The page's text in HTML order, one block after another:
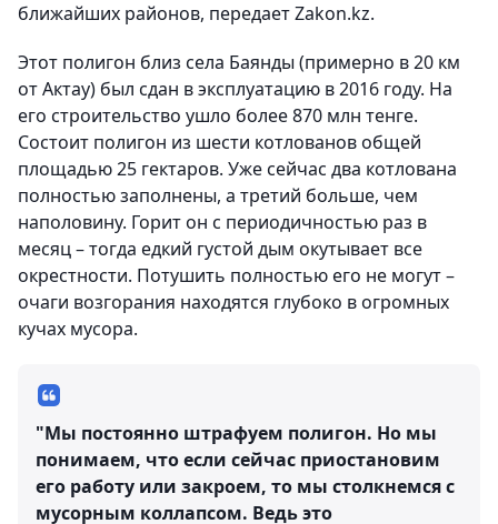
ближайших районов, передает Zakon.kz.
Этот полигон близ села Баянды (примерно в 20 км
от Актау) был сдан в эксплуатацию в 2016 году. На
его строительство ушло более 870 млн тенге.
Состоит полигон из шести котлованов общей
площадью 25 гектаров. Уже сейчас два котлована
полностью заполнены, а третий больше, чем
наполовину. Горит он с периодичностью раз в
месяц – тогда едкий густой дым окутывает все
окрестности. Потушить полностью его не могут –
очаги возгорания находятся глубоко в огромных
кучах мусора.
"Мы постоянно штрафуем полигон. Но мы
понимаем, что если сейчас приостановим
его работу или закроем, то мы столкнемся с
мусорным коллапсом. Ведь это